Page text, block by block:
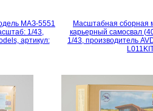
МАЗ-5551
1/43,
артикул:
Масштабная сборная
карьерный самосвал
1/43, производитель